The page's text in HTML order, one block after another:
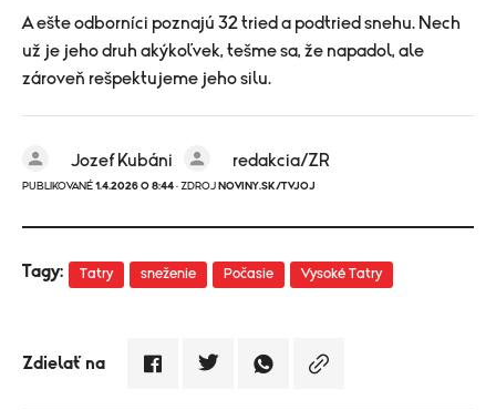
A ešte odborníci poznajú 32 tried a podtried snehu. Nech
už je jeho druh akýkoľvek, tešme sa, že napadol, ale
zároveň rešpektujeme jeho silu.
Jozef Kubáni redakcia/ZR
PUBLIKOVANÉ 1.4.2026 O 8:44 · ZDROJ NOVINY.SK/TVJOJ
Tagy: Tatry sneženie Počasie Vysoké Tatry
Zdielať na